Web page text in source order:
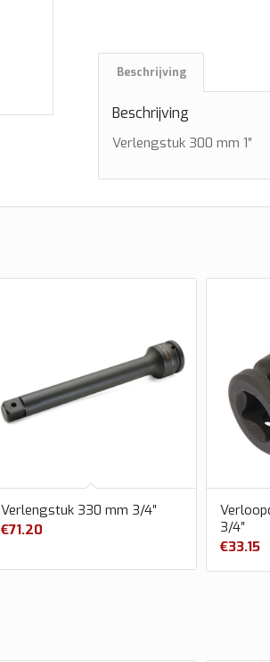
Beschrijving
Beschrijving
Verlengstuk 300 mm 1″
Verlengstuk 330 mm 3/4″
€71.20
3/4″
€33.15